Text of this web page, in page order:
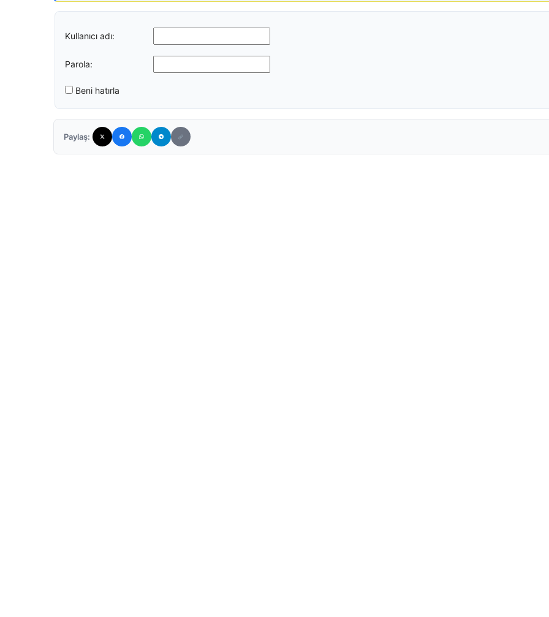
Kullanıcı adı:
Parola:
Beni hatırla
Paylaş: